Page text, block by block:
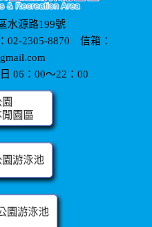
水源路199號
02-2305-8870 信箱：
06：00～22：00